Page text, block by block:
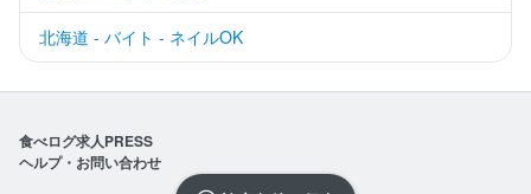
北海道 - バイト - ネイルOK
食べログ求人PRESS
ヘルプ・お問い合わせ